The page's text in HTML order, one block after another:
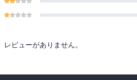
レビューがありません。